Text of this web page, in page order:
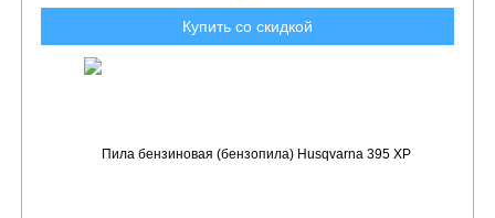
Купить со скидкой